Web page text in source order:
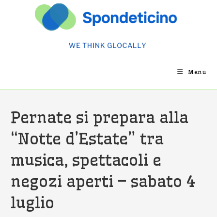
Menu
Pernate si prepara alla
“Notte d’Estate” tra
musica, spettacoli e
negozi aperti – sabato 4
luglio